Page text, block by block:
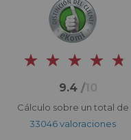
9.4 /10
Cálculo sobre un total de
33046 valoraciones